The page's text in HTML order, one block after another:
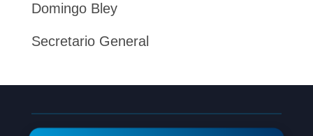
Domingo Bley
Secretario General